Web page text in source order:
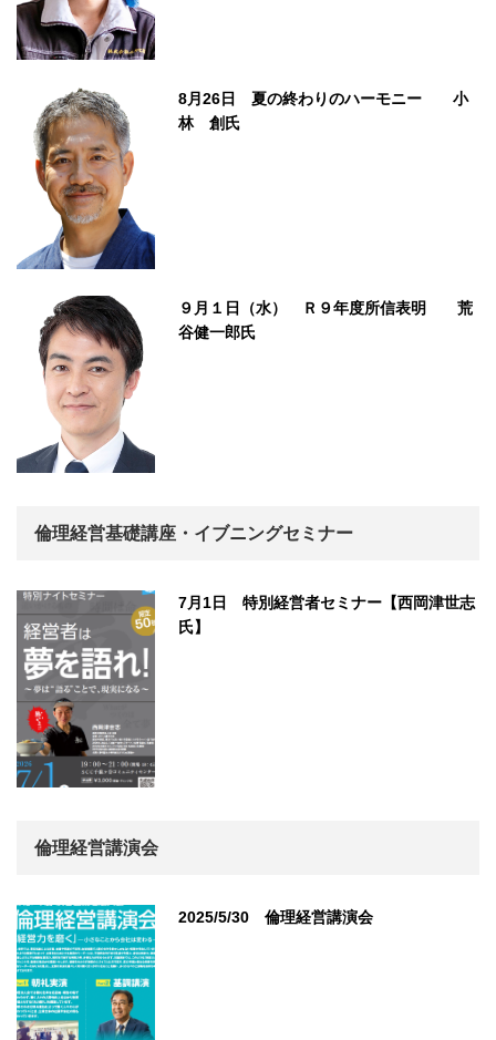
8月26日 夏の終わりのハーモニー 小
林 創氏
９月１日（水） Ｒ９年度所信表明 荒
谷健一郎氏
倫理経営基礎講座・イブニングセミナー
7月1日 特別経営者セミナー【西岡津世志
氏】
倫理経営講演会
2025/5/30 倫理経営講演会